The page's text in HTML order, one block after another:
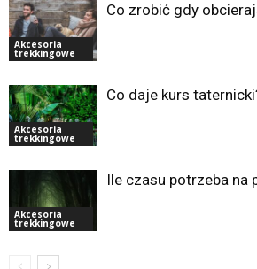
Akcesoria
trekkingowe
Co zrobić gdy
Akcesoria
trekkingowe
Co daje kurs
Akcesoria
trekkingowe
Ile czasu potrzeba na